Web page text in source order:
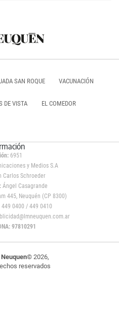
SAN ROQUE VACUNACIÓN
DE VISTA EL COMEDOR
6951
y Medios S.A
Carlos Schroeder
Ángel Casagrande
445, Neuquén (CP 8300)
449 0400 / 449 0410
97810291
© 2026,
reservados